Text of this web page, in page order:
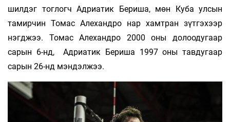
шилдэг тоглогч Адриатик Бериша, мөн Куба улсын
тамирчин Томас Алехандро нар хамтран зүтгэхээр
нэгджээ. Томас Алехандро 2000 оны долоодугаар
сарын 6-нд, Адриатик Бериша 1997 оны тавдугаар
сарын 26-нд мэндэлжээ.